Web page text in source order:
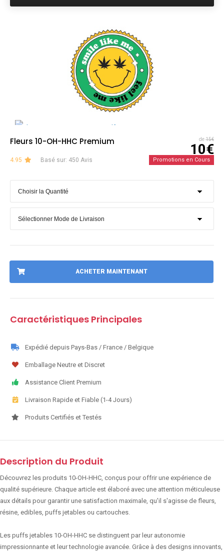
Fleurs 10-OH-HHC Premium de15€
10€
4.95 Basé sur: 450 Avis Promotions en Cours
ACHETER MAINTENANT
Caractéristiques Principales
Expédié depuis Pays-Bas / France / Belgique
Emballage Neutre et Discret
Assistance Client Premium
Livraison Rapide et Fiable (1-4 Jours)
Produits Certifiés et Testés
Description du Produit
Découvrez les produits 10-OH-HHC, conçus pour offrir une expérience de
qualité supérieure. Chaque article est élaboré avec une attention méticuleuse
aux détails pour garantir une satisfaction maximale, qu'il s'agisse de fleurs,
résine, edibles, puffs jetables ou cartouches.
Les puffs jetables 10-OH-HHC se distinguent par leur autonomie
impressionnante et leur technologie avancée. Grâce à des designs innovants,